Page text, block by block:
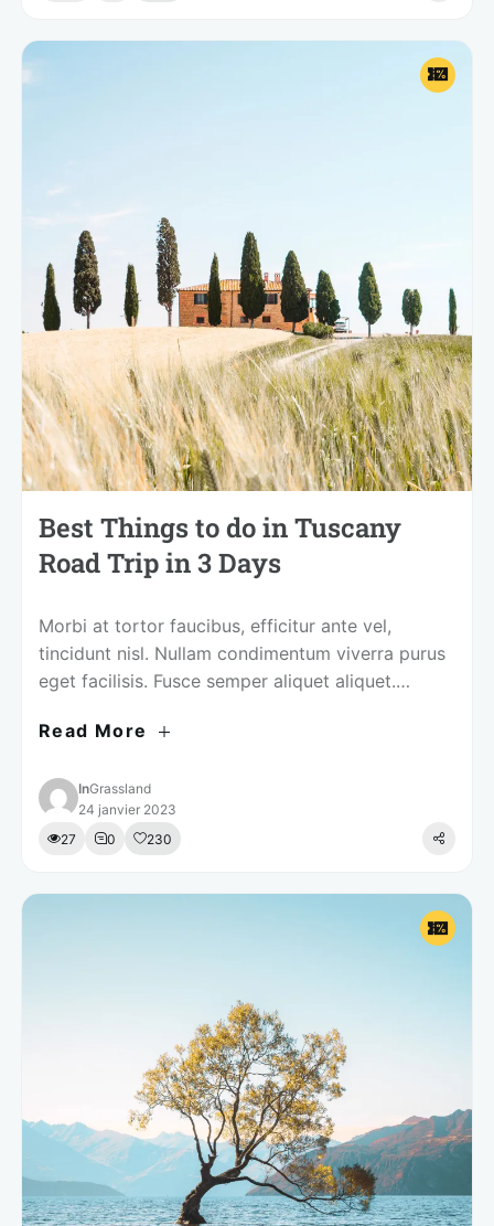
Best Things to do in Tuscany
Road Trip in 3 Days
Morbi at tortor faucibus, efficitur ante vel,
tincidunt nisl. Nullam condimentum viverra purus
eget facilisis. Fusce semper aliquet aliquet.
nisi diam, sed feugiat ipsum dignissim at. In
Visiting Integer at lobortis nisi. Fusce porta
tempus justo at congue. Integer quis nisi …
Read More
InGrassland
24 janvier 2023
27
0 230